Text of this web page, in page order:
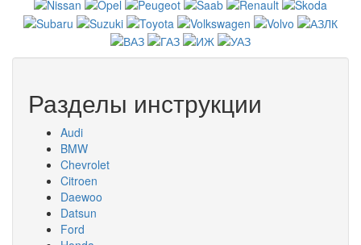
Разделы инструкции
Audi
BMW
Chevrolet
Citroen
Daewoo
Datsun
Ford